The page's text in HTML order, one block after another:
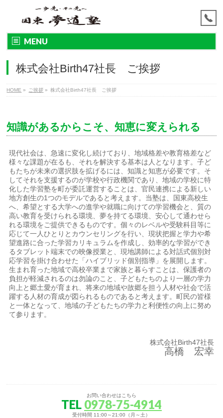
MENU
株式会社Birth47社長 ご挨拶
HOME » ご挨拶 » 株式会社Birth47社長 ご挨拶
知識があるからこそ、知恵に変えられる
現代社会は、急速に変化し続けており、地域格差や教育格差など
様々な課題が在るも、それを解決する基本は人となります。子ど
もたちが未来の選択肢を拡げるには、知識と知恵が必要です。そ
してそれを支援するのが学校や行政機関であり、地域の学校に特
化した学習塾を町が委託運営することは、官民連携による新しい
地方創生の1つのモデルであると考えます。当塾は、国東高校生
へ、希望とする大学への進学や就職に向けての学習機会と、質の
高い教育を受けられる環境、夢を持てる環境、安心して通わせら
れる環境をご提供できるものです。個々のレベルや受験科目等に
応じて一人ひとりとカウンセリングを行い、現状把握と学力や希
望進路に合った学習カリキュラムを作成し、効率的な学習ができ
るタブレット端末での映像授業と、現地講師による対話式個別対
応学習を掛け合わせた「ハイブリッド個別指導」を展開します。
生まれ育った地域で高校卒業まで家族と暮らすことは、保護者の
負担が軽減されるのは勿論のこと、子どもたちのより一層の学力
向上と郷土愛が育まれ、将来の地域や故郷を担う人材や社会で活
躍する人材の育成が図られるものであると考えます。町民の皆様
と一体となって、地域の子どもたちの学力と利便性の向上に努め
て参ります。
株式会社Birth47社長
高橋 宏幸
お問い合わせはこちら
TEL 0978-75-4914
受付時間 11:00～21:00（月～土）